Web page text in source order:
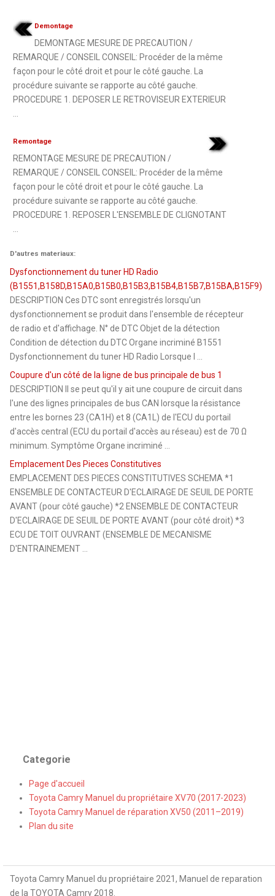
Demontage
DEMONTAGE MESURE DE PRECAUTION /
REMARQUE / CONSEIL CONSEIL: Procéder de la même
façon pour le côté droit et pour le côté gauche. La
procédure suivante se rapporte au côté gauche.
PROCEDURE 1. DEPOSER LE RETROVISEUR EXTERIEUR
Remontage
REMONTAGE MESURE DE PRECAUTION /
REMARQUE / CONSEIL CONSEIL: Procéder de la même
façon pour le côté droit et pour le côté gauche. La
procédure suivante se rapporte au côté gauche.
PROCEDURE 1. REPOSER L'ENSEMBLE DE CLIGNOTANT
D'autres materiaux:
Dysfonctionnement du tuner HD Radio
(B1551,B158D,B15A0,B15B0,B15B3,B15B4,B15B7,B15BA,B15F9)
DESCRIPTION Ces DTC sont enregistrés lorsqu'un
dysfonctionnement se produit dans l'ensemble de récepteur
de radio et d'affichage. N° de DTC Objet de la détection
Condition de détection du DTC Organe incriminé B1551
Dysfonctionnement du tuner HD Radio Lorsque l ...
Coupure d'un côté de la ligne de bus principale de bus 1
DESCRIPTION Il se peut qu'il y ait une coupure de circuit dans
l'une des lignes principales de bus CAN lorsque la résistance
entre les bornes 23 (CA1H) et 8 (CA1L) de l'ECU du portail
d'accès central (ECU du portail d'accès au réseau) est de 70 Ω
minimum. Symptôme Organe incriminé ...
Emplacement Des Pieces Constitutives
EMPLACEMENT DES PIECES CONSTITUTIVES SCHEMA *1
ENSEMBLE DE CONTACTEUR D'ECLAIRAGE DE SEUIL DE PORTE
AVANT (pour côté gauche) *2 ENSEMBLE DE CONTACTEUR
D'ECLAIRAGE DE SEUIL DE PORTE AVANT (pour côté droit) *3
ECU DE TOIT OUVRANT (ENSEMBLE DE MECANISME
D'ENTRAINEMENT ...
Categorie
Page d'accueil
Toyota Camry Manuel du propriétaire XV70 (2017-2023)
Toyota Camry Manuel de réparation XV50 (2011–2019)
Plan du site
Toyota Camry Manuel du propriétaire 2021, Manuel de reparation
de la TOYOTA Camry 2018.